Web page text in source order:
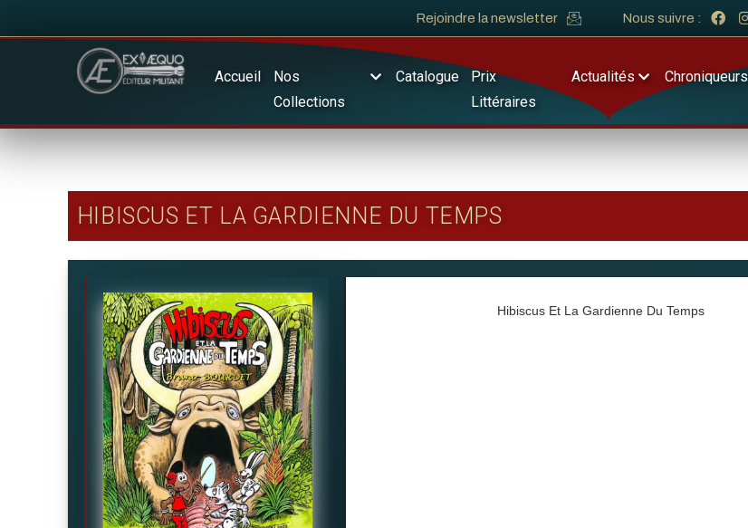
Rejoindre la newsletter Nous suivre :
Accueil
Nos
Collections
Catalogue
Prix
Littéraires
Actualités Chroniqueurs
HIBISCUS ET LA GARDIENNE DU TEMPS
Hibiscus Et La Gardienne Du Temps